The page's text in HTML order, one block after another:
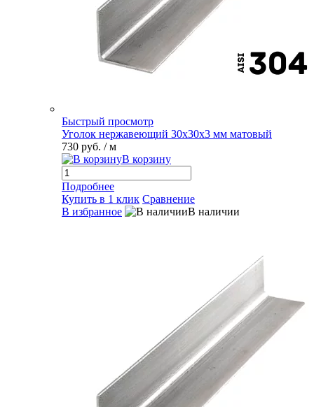
Быстрый просмотр
Уголок нержавеющий 30х30х3 мм матовый
730 руб. / м
В корзину
Подробнее
Купить в 1 клик Сравнение
В избранное
В наличии